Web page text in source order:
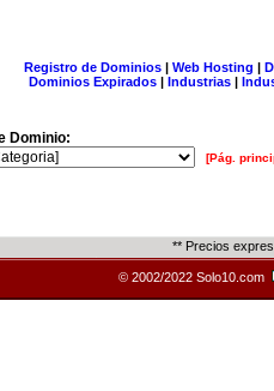
Registro de Dominios| Web Hosting |
Dominios Expirados | Industrias |
Dominio:
[Pág.
** Precios
© 2002/2022 Solo10.com